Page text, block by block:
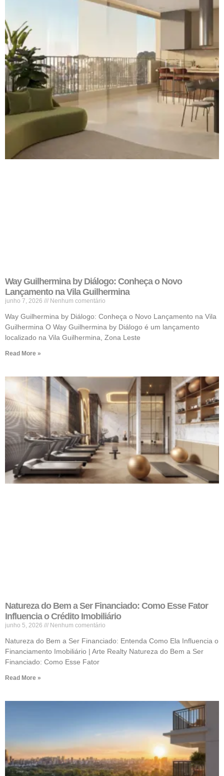
Way Guilhermina by Diálogo: Conheça o Novo
Lançamento na Vila Guilhermina
junho 7, 2026 Nenhum comentário
Way Guilhermina by Diálogo: Conheça o Novo Lançamento na Vila
Guilhermina O Way Guilhermina by Diálogo é um lançamento
localizado na Vila Guilhermina, Zona Leste
Read More »
Natureza do Bem a Ser Financiado: Como Esse Fator
Influencia o Crédito Imobiliário
junho 5, 2026 Nenhum comentário
Natureza do Bem a Ser Financiado: Entenda Como Ela Influencia o
Financiamento Imobiliário | Arte Realty Natureza do Bem a Ser
Financiado: Como Esse Fator
Read More »